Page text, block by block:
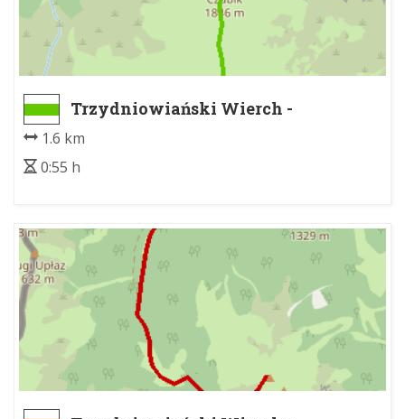
Trzydniowiański Wierch -
Kończysty Wierch
1.6 km
0:55 h